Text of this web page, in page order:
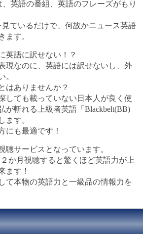
、英語の番組、英語のフレーズがもり
ているだけで、何故かニュース英語
ます。
英語に訳せない！？
現なのに、英語には訳せないし、外
。
はありませんか？
しても載っていない日本人が良く使
が斬れる上級者英語「Blackbelt(BB)
ます。
にも最適です！
聴サービスとなっています。
２か月視聴すると驚くほど英語力が上
ます！
て本物の英語力と一級品の情報力を